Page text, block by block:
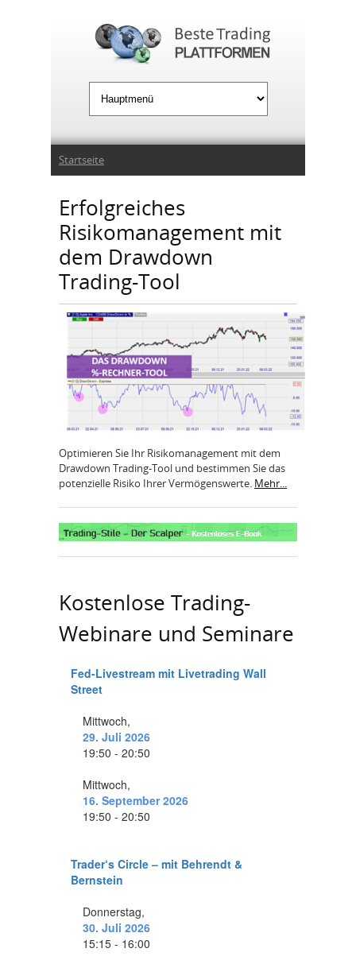
Sie sind hier
Startseite
Erfolgreiches
Risikomanagement mit
dem Drawdown
Trading-Tool
Optimieren Sie Ihr Risikomanagement mit dem
Drawdown Trading-Tool und bestimmen Sie das
potenzielle Risiko Ihrer Vermögenswerte. Mehr...
Kostenlose Trading-
Webinare und Seminare